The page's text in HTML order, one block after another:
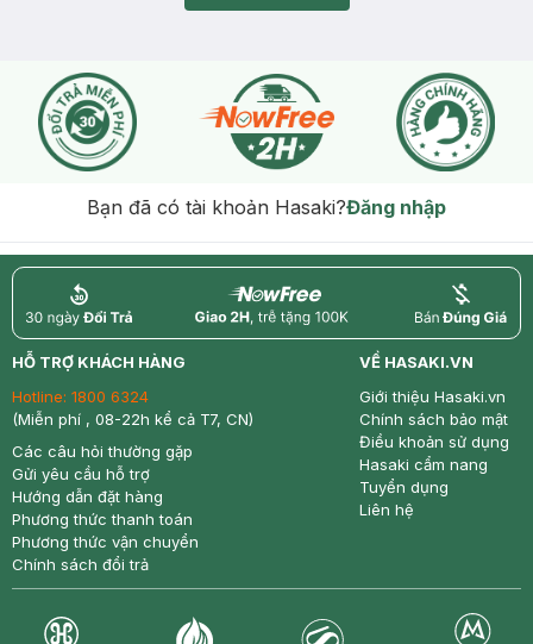
Bạn đã có tài khoản Hasaki?Đăng nhập
return nowfree price
HỖ TRỢ KHÁCH HÀNG
Hotline: 1800 6324
(Miễn phí , 08-22h kể cả T7, CN)
Các câu hỏi thường gặp
Gửi yêu cầu hỗ trợ
Hướng dẫn đặt hàng
Phương thức thanh toán
Phương thức vận chuyển
Chính sách đổi trả
VỀ HASAKI.VN
Giới thiệu Hasaki.vn
Chính sách bảo mật
Điều khoản sử dụng
Hasaki cẩm nang
Tuyển dụng
Liên hệ